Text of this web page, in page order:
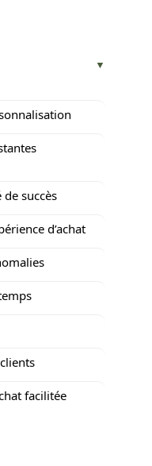
succès
d’achat
facilitée